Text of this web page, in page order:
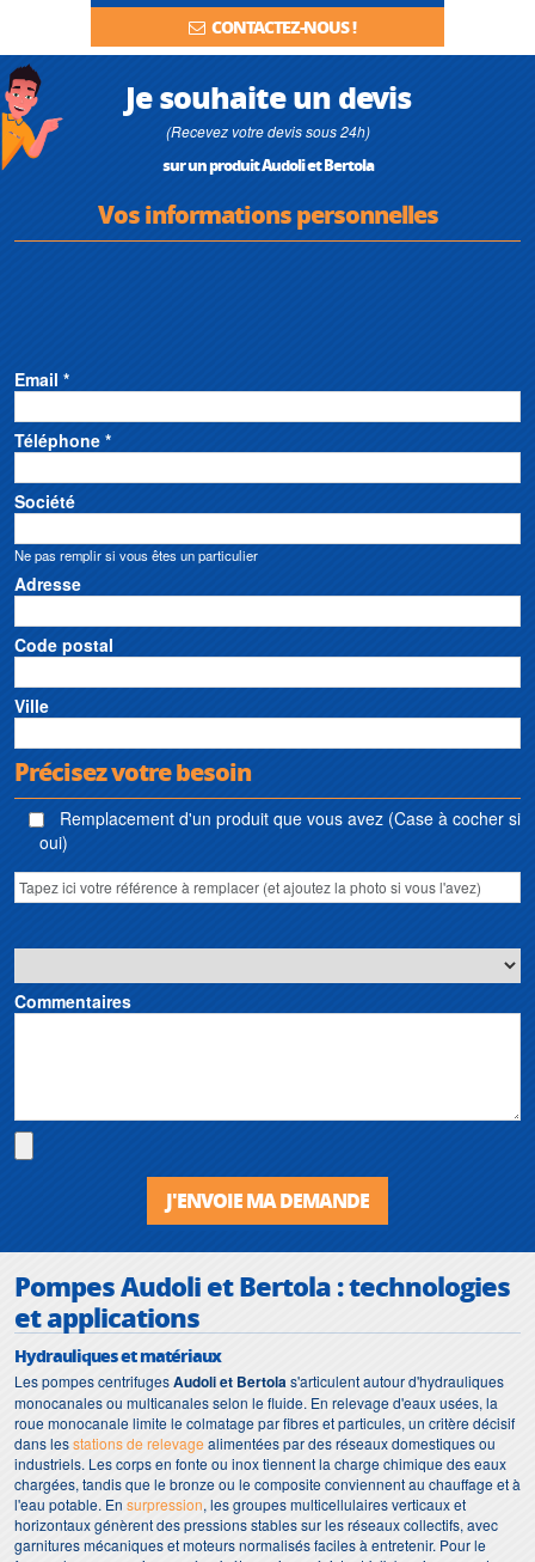
CONTACTEZ-NOUS !
Je souhaite un devis
(Recevez votre devis sous 24h)
sur un produit Audoli et Bertola
Vos informations personnelles
Email *
Téléphone *
Société
Ne pas remplir si vous êtes un particulier
Adresse
Code postal
Ville
Précisez votre besoin
Remplacement d'un produit que vous avez (Case à cocher si
oui)
Commentaires
J'ENVOIE MA DEMANDE
Pompes Audoli et Bertola : technologies
et applications
Hydrauliques et matériaux
Les pompes centrifugesAudoli et Bertolas'articulent autour d'hydrauliques
monocanales ou multicanales selon le fluide. En relevage d'eaux usées, la
roue monocanale limite le colmatage par fibres et particules, un critère décisif
dans lesstations de relevage alimentées par des réseaux domestiques ou
industriels. Les corps en fonte ou inox tiennent la charge chimique des eaux
chargées, tandis que le bronze ou le composite conviennent au chauffage et à
l'eau potable. En surpression, les groupes multicellulaires verticaux et
horizontaux génèrent des pressions stables sur les réseaux collectifs, avec
garnitures mécaniques et moteurs normalisés faciles à entretenir. Pour le